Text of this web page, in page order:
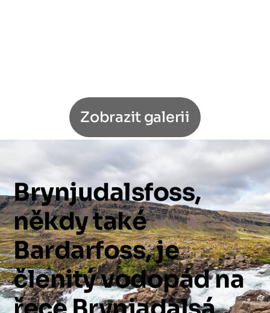
Zobrazit galerii
Brynjudalsfoss,
někdytaké
Bardarfoss,je
členitývodopádna